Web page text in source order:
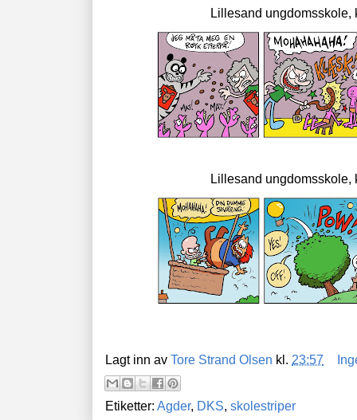
Lillesand ungdomsskole,
Lillesand ungdomsskole,
Lagt inn av Tore Strand Olsen kl. 23:57
Etiketter: Agder, DKS skolestriper